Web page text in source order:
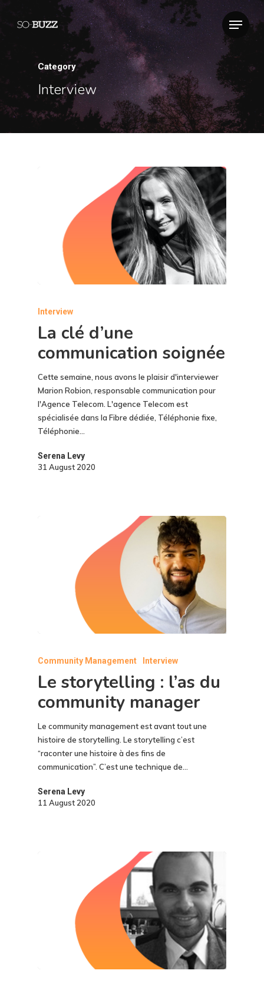
Category
Interview
Interview
La clé d’une
communication soignée
Cette semaine, nous avons le plaisir d'interviewer
Marion Robion, responsable communication pour
l'Agence Telecom. L'agence Telecom est
spécialisée dans la Fibre dédiée, Téléphonie fixe,
Téléphonie…
Serena Levy
31 August 2020
Community Management Interview
Le storytelling : l’as du
community manager
Le community management est avant tout une
histoire de storytelling. Le storytelling c’est
“raconter une histoire à des fins de
communication”. C’est une technique de…
Serena Levy
11 August 2020